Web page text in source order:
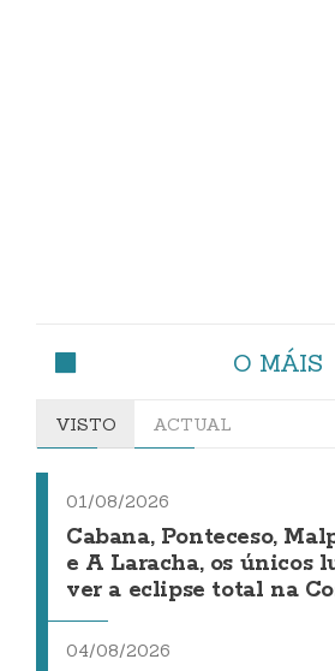
O MÁIS
VISTO ACTUAL
01/08/2026
Cabana, Ponteceso,
e A Laracha, os únicos
ver a eclipse total na
04/08/2026